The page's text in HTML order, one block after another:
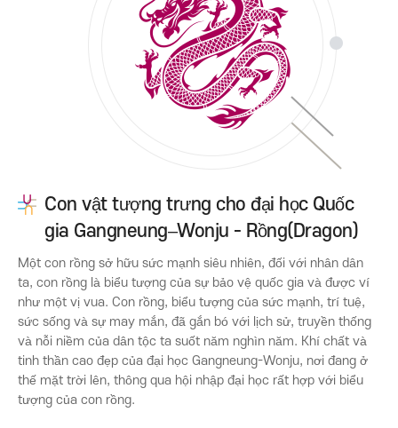
Con vật tượng trưng cho đại học Quốc
gia Gangneung–Wonju - Rồng(Dragon)
Một con rồng sở hữu sức mạnh siêu nhiên, đối với nhân dân
ta, con rồng là biểu tượng của sự bảo vệ quốc gia và được ví
như một vị vua. Con rồng, biểu tượng của sức mạnh, trí tuệ,
sức sống và sự may mắn, đã gắn bó với lịch sử, truyền thống
và nỗi niềm của dân tộc ta suốt năm nghìn năm. Khí chất và
tinh thần cao đẹp của đại học Gangneung-Wonju, nơi đang ở
thế mặt trời lên, thông qua hội nhập đại học rất hợp với biểu
tượng của con rồng.